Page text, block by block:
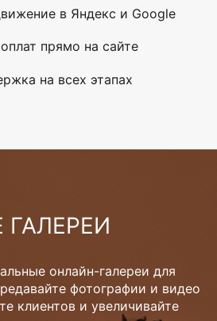
в Яндекс и Google
прямо на сайте
на всех этапах
онлайн-галереи для
фотографии и видео
клиентов и увеличивайте